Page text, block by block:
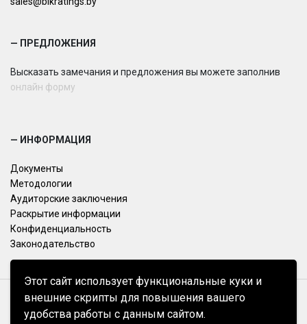
Этот сайт использует функциональные куки и
внешние скрипты для повышения вашего
удобства работы с данным сайтом.
— ПРЕДЛОЖЕНИЯ
Высказать замечания и предложения вы можете заполнив
онлайн форму
— ИНФОРМАЦИЯ
Документы
Методологии
Аудиторские заключения
Раскрытие информации
Конфиденциальность
Законодательство
УНП 193427313
© BIK Ratings 2026.Все права защищены